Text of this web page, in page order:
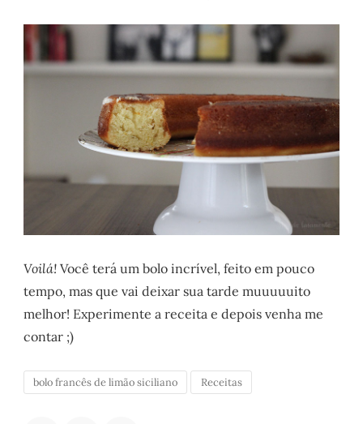
Voilá! Você terá um bolo incrível, feito em pouco
tempo, mas que vai deixar sua tarde muuuuuito
melhor! Experimente a receita e depois venha me
contar ;)
bolo francês de limão siciliano Receitas